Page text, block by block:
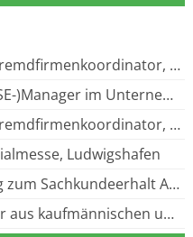
Travemünde
(Environment, Health & Safety), Travemünde
Essen
Ludwigshafen
Asbest TRGS 519, Anl. 3, Essen
und technischen Bereichen, Essen